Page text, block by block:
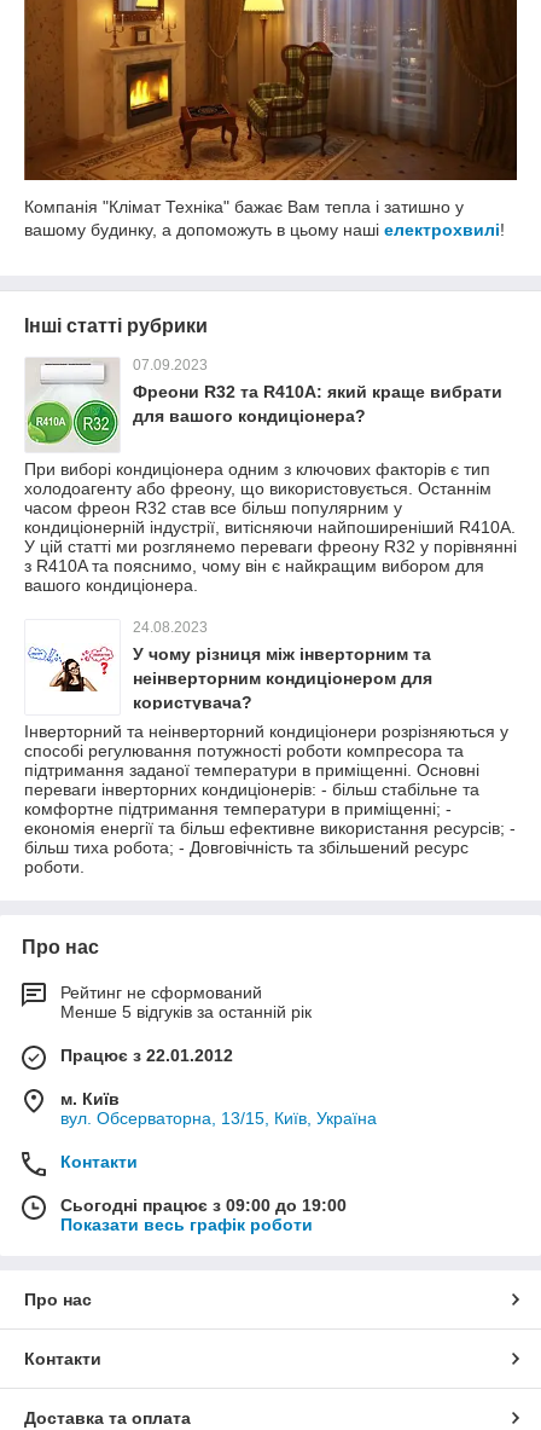
Компанія "Клімат Техніка" бажає Вам тепла і затишно у
вашому будинку, а допоможуть в цьому наші електрохвилі!
Інші статті рубрики
07.09.2023
Фреони R32 та R410A: який краще вибрати
для вашого кондиціонера?
При виборі кондиціонера одним з ключових факторів є тип
холодоагенту або фреону, що використовується. Останнім
часом фреон R32 став все більш популярним у
кондиціонерній індустрії, витісняючи найпоширеніший R410A.
У цій статті ми розглянемо переваги фреону R32 у порівнянні
з R410A та пояснимо, чому він є найкращим вибором для
вашого кондиціонера.
24.08.2023
У чому різниця між інверторним та
неінверторним кондиціонером для
користувача?
Інверторний та неінверторний кондиціонери розрізняються у
способі регулювання потужності роботи компресора та
підтримання заданої температури в приміщенні. Основні
переваги інверторних кондиціонерів: - більш стабільне та
комфортне підтримання температури в приміщенні; -
економія енергії та більш ефективне використання ресурсів; -
більш тиха робота; - Довговічність та збільшений ресурс
роботи.
Про нас
Рейтинг не сформований
Менше 5 відгуків за останній рік
Працює з 22.01.2012
м. Київ
вул. Обсерваторна, 13/15, Київ, Україна
Контакти
Сьогодні працює з 09:00 до 19:00
Показати весь графік роботи
Про нас
Контакти
Доставка та оплата